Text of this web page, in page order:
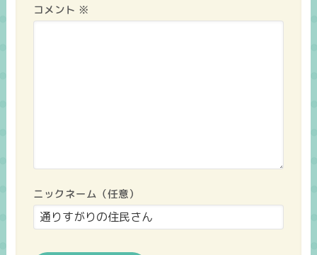
コメント ※
ニックネーム（任意）